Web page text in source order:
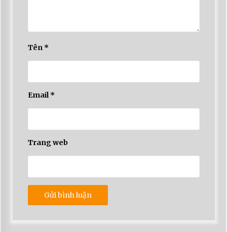
Tên *
Email*
Trang web